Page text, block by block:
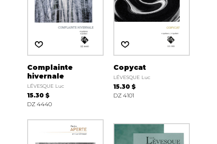
Complainte
hivernale
LÉVESQUE Luc
15.30 $
DZ 4440
Copycat
LÉVESQUE Luc
15.30 $
DZ 4101